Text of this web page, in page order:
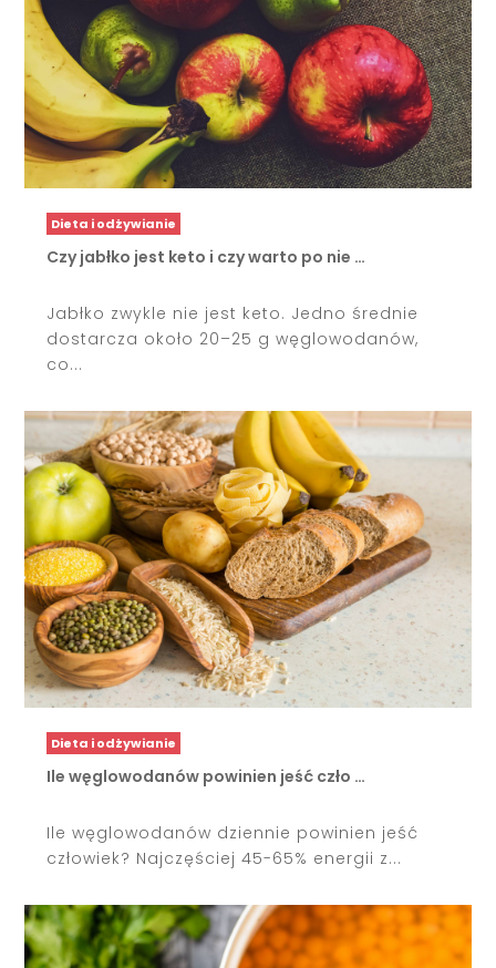
Dieta i odżywianie
Czy jabłko jest keto i czy warto po nie …
Jabłko zwykle nie jest keto. Jedno średnie
dostarcza około 20–25 g węglowodanów,
co...
Dieta i odżywianie
Ile węglowodanów powinien jeść czło …
Ile węglowodanów dziennie powinien jeść
człowiek? Najczęściej 45-65% energii z...